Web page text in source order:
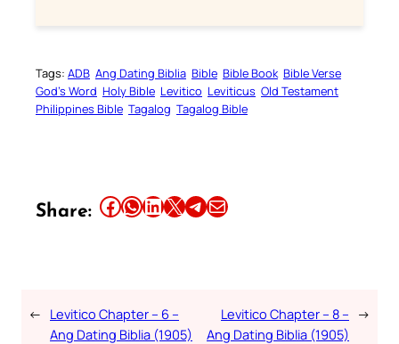
Tags: ADB Ang Dating Biblia Bible Bible Book Bible Verse
God’s Word Holy Bible Levitico Leviticus Old Testament
Philippines Bible Tagalog Tagalog Bible
Share: Share this article on Facebook Share this article on WhatsApp Share this article on LinkedIn Share this article on X Share this article on TelegramEmail this Article
← Levitico Chapter – 6 –
Ang Dating Biblia (1905)
Levitico Chapter – 8 –
Ang Dating Biblia (1905)
→